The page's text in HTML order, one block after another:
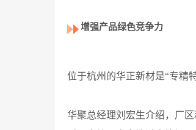
增强产品绿色竞争力
位于杭州的华正新材是“专精
华聚总经理刘宏生介绍，厂